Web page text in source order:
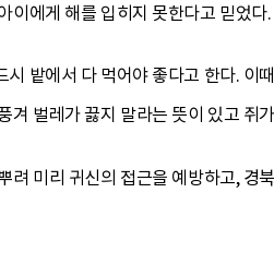
이에게 해를 입히지 못한다고 믿었다.
밭에서 다 먹어야 좋다고 한다. 이
벌레가 끓지 말라는 뜻이 있고 쥐
미리 귀신의 접근을 예방하고, 경